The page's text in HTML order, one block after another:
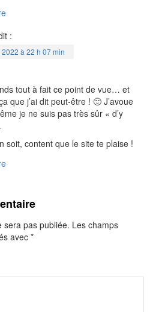
:
à 22 h 07 min
tout à fait ce point de vue… et
que j’ai dit peut-être ! 🙂 J’avoue
je ne suis pas très sûr « d’y
soit, content que le site te plaise !
sera pas publiée. Les champs
avec *